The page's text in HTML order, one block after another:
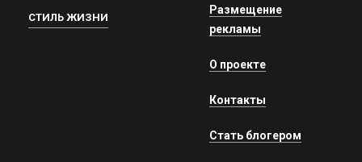
СТИЛЬ ЖИЗНИ
Размещение
рекламы
О проекте
Контакты
Стать блогером